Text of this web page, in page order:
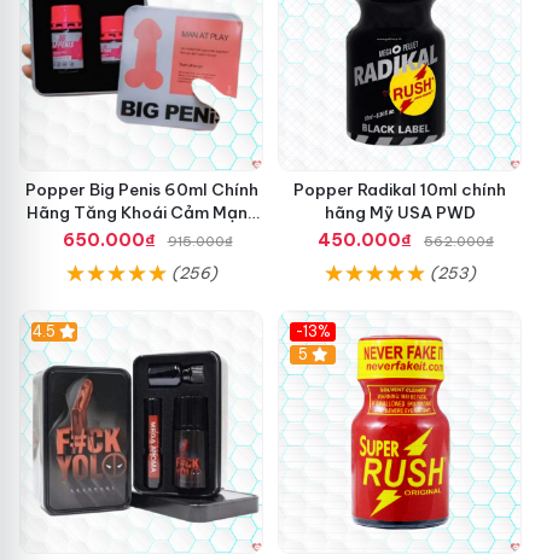
Popper Big Penis 60ml Chính
Hãng Tăng Khoái Cảm Mạnh
Mẽ An Toàn
650.000₫ 915.000₫
(256)
Popper Radikal 10ml chính
hãng Mỹ USA PWD
450.000₫
562.000₫
(253)
4.5
-13%
Hot
5